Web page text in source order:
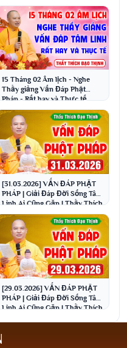
An│Thầy Thích Đạo Thịnh
15 Tháng 02 Âm lịch - Nghe
Thầy giảng Vấn Đáp Phật
Pháp - Rất hay và Thực tế
│Thầy Thích Đạo Thịnh
[31.03.2026] VẤN ĐÁP PHẬT
PHÁP | Giải Đáp Đời Sống Tâm
Linh Ai Cũng Gặp | Thầy Thích
Đạo Thịnh
[29.03.2026] VẤN ĐÁP PHẬT
PHÁP | Giải Đáp Đời Sống Tâm
Linh Ai Cũng Gặp | Thầy Thích